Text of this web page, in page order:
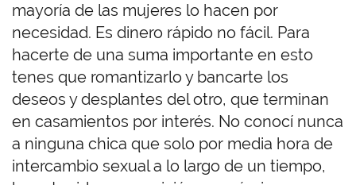
mayoría de las mujeres lo hacen por
necesidad. Es dinero rápido no fácil. Para
hacerte de una suma importante en esto
tenes que romantizarlo y bancarte los
deseos y desplantes del otro, que terminan
en casamientos por interés. No conocí nunca
a ninguna chica que solo por media hora de
intercambio sexual a lo largo de un tiempo,